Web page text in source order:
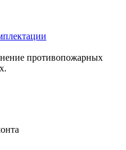
противопожарных